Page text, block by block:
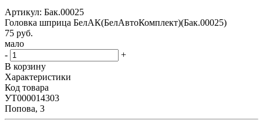
Артикул: Бак.00025
Головка шприца БелАК(БелАвтоКомплект)(Бак.00025)
75 руб.
мало
-
+
В корзину
Характеристики
Код товара
УТ000014303
Попова, 3